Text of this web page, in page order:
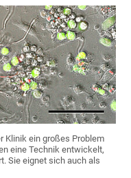
Klinik ein großes Problem
eine Technik entwickelt,
Sie eignet sich auch als